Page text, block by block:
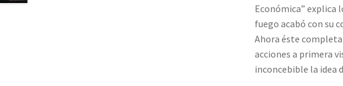
Económica” explica
fuego acabó con su
Ahora éste
acciones a primera
inconcebible la idea